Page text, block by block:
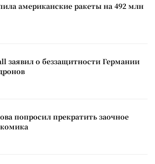
американские ракеты на 492 млн
заявил о беззащитности Германии
попросил прекратить заочное